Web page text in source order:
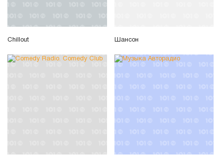
Chillout Шансон